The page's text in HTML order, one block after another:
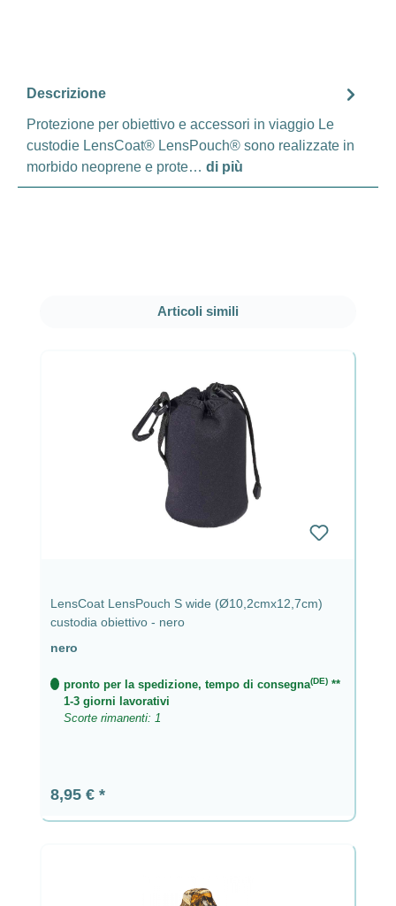
Descrizione
Protezione per obiettivo e accessori in viaggio Le
custodie LensCoat® LensPouch® sono realizzate in
morbido neoprene e prote… di più
Salta la galleria dei prodotti
Articoli simili
LensCoat LensPouch S wide (Ø10,2cmx12,7cm)
custodia obiettivo - nero
nero
pronto per la spedizione, tempo di consegna(DE) **
1-3 giorni lavorativi
Scorte rimanenti: 1
Prezzo normale:
8,95 €